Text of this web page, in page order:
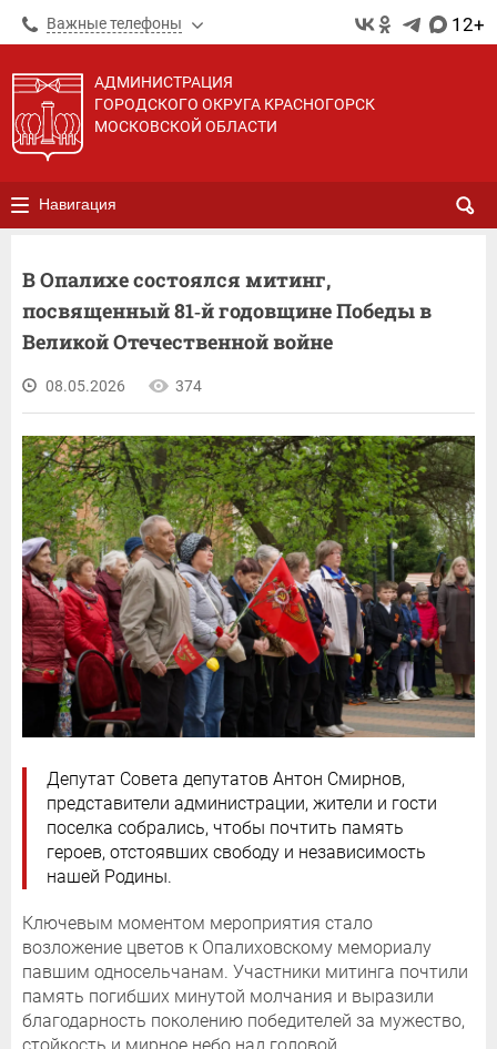
Важные телефоны 12+
АДМИНИСТРАЦИЯ
ГОРОДСКОГО ОКРУГА КРАСНОГОРСК
МОСКОВСКОЙ ОБЛАСТИ
Навигация
В Опалихе состоялся митинг,
посвященный 81‑й годовщине Победы в
Великой Отечественной войне
08.05.2026 374
Депутат Совета депутатов Антон Смирнов,
представители администрации, жители и гости
поселка собрались, чтобы почтить память
героев, отстоявших свободу и независимость
нашей Родины.
Ключевым моментом мероприятия стало
возложение цветов к Опалиховскому мемориалу
павшим односельчанам. Участники митинга почтили
память погибших минутой молчания и выразили
благодарность поколению победителей за мужество,